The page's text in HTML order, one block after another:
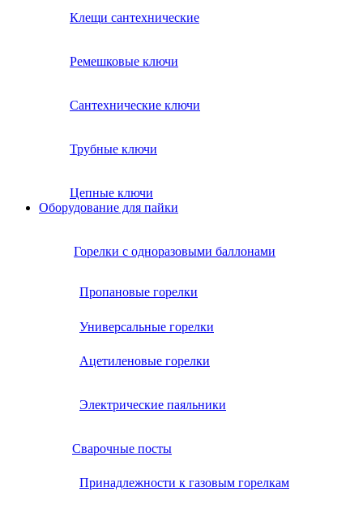
Клещи сантехнические
Ремешковые ключи
Сантехнические ключи
Трубные ключи
Цепные ключи
Оборудование для пайки
Горелки с одноразовыми баллонами
Пропановые горелки
Универсальные горелки
Ацетиленовые горелки
Электрические паяльники
Сварочные посты
Принадлежности к газовым горелкам